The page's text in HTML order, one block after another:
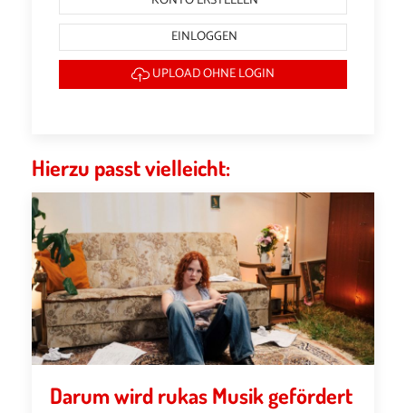
EINLOGGEN
UPLOAD OHNE LOGIN
Hierzu passt vielleicht:
Darum wird rukas Musik gefördert